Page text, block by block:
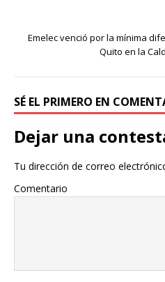
Emelec venció por la mínima
Quito en la
SÉ EL PRIMERO EN
Dejar una
Tu dirección de correo
Comentario